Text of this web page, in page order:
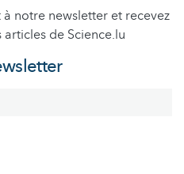
notre newsletter et recevez
de Science.lu